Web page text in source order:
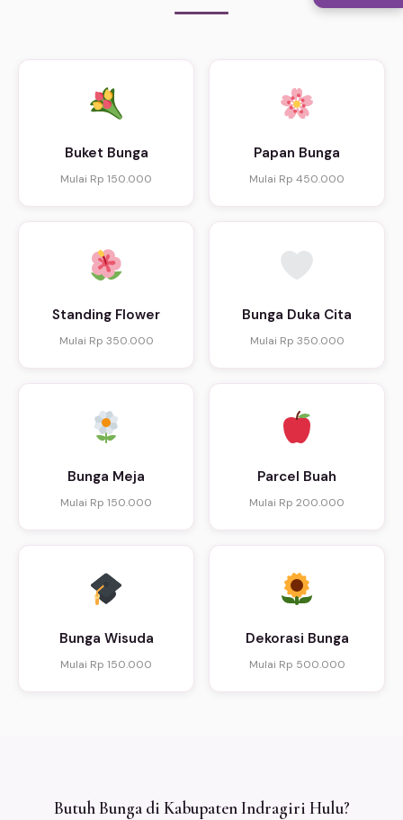
Buket Bunga
Mulai Rp 150.000
Papan Bunga
Mulai Rp 450.000
Standing Flower
Mulai Rp 350.000
Bunga Duka Cita
Mulai Rp 350.000
Bunga Meja
Mulai Rp 150.000
Parcel Buah
Mulai Rp 200.000
Bunga Wisuda
Mulai Rp 150.000
Dekorasi Bunga
Mulai Rp 500.000
Butuh Bunga di Kabupaten Indragiri Hulu?